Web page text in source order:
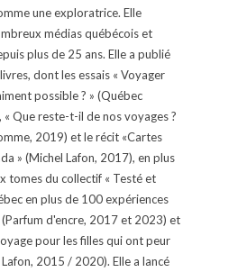
une exploratrice. Elle
médias québécois et
plus de 25 ans. Elle a publié
dont les essais « Voyager
possible ? » (Québec
Que reste-t-il de nos voyages ?
2019) et le récit «Cartes
» (Michel Lafon, 2017), en plus
tomes du collectif « Testé et
en plus de 100 expériences
d'encre, 2017 et 2023) et
pour les filles qui ont peur
2015 / 2020). Elle a lancé